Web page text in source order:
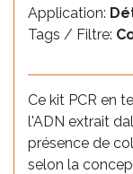
Application:
Tags / Filtre:
Ce kit PCR en
l'ADN extrait
présence de
selon la